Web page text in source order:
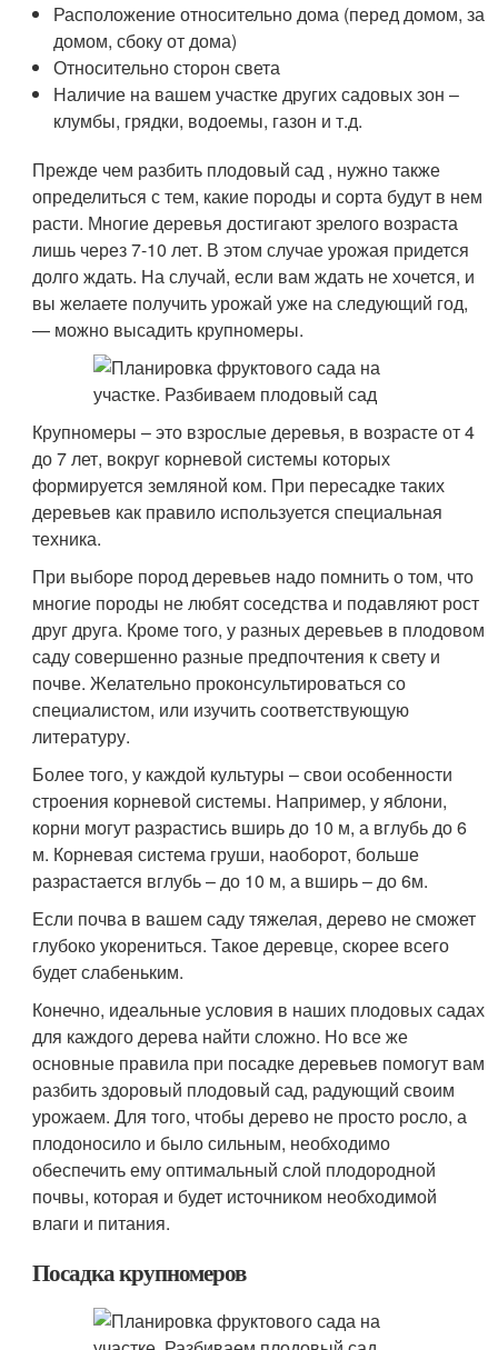
Расположение относительно дома (перед домом, за
домом, сбоку от дома)
Относительно сторон света
Наличие на вашем участке других садовых зон –
клумбы, грядки, водоемы, газон и т.д.
Прежде чем разбить плодовый сад , нужно также
определиться с тем, какие породы и сорта будут в нем
расти. Многие деревья достигают зрелого возраста
лишь через 7-10 лет. В этом случае урожая придется
долго ждать. На случай, если вам ждать не хочется, и
вы желаете получить урожай уже на следующий год,
— можно высадить крупномеры.
Крупномеры – это взрослые деревья, в возрасте от 4
до 7 лет, вокруг корневой системы которых
формируется земляной ком. При пересадке таких
деревьев как правило используется специальная
техника.
При выборе пород деревьев надо помнить о том, что
многие породы не любят соседства и подавляют рост
друг друга. Кроме того, у разных деревьев в плодовом
саду совершенно разные предпочтения к свету и
почве. Желательно проконсультироваться со
специалистом, или изучить соответствующую
литературу.
Более того, у каждой культуры – свои особенности
строения корневой системы. Например, у яблони,
корни могут разрастись вширь до 10 м, а вглубь до 6
м. Корневая система груши, наоборот, больше
разрастается вглубь – до 10 м, а вширь – до 6м.
Если почва в вашем саду тяжелая, дерево не сможет
глубоко укорениться. Такое деревце, скорее всего
будет слабеньким.
Конечно, идеальные условия в наших плодовых садах
для каждого дерева найти сложно. Но все же
основные правила при посадке деревьев помогут вам
разбить здоровый плодовый сад, радующий своим
урожаем. Для того, чтобы дерево не просто росло, а
плодоносило и было сильным, необходимо
обеспечить ему оптимальный слой плодородной
почвы, которая и будет источником необходимой
влаги и питания.
Посадка крупномеров